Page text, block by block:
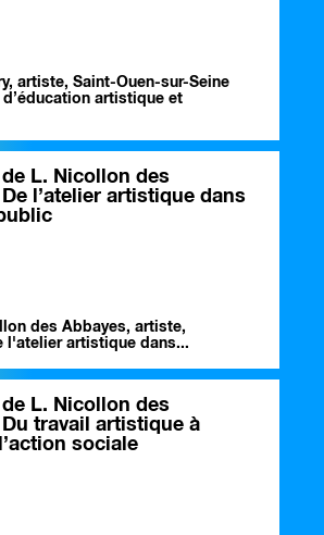
artiste, Saint-Ouen-sur-Seine
d’éducation artistique et
de L. Nicollon des
l’atelier artistique dans
des Abbayes, artiste,
l'atelier artistique dans...
de L. Nicollon des
travail artistique à
l’action sociale